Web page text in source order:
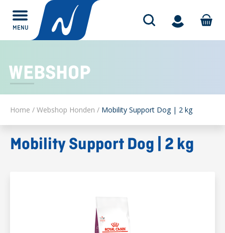
MENU
WEBSHOP
Home / Webshop Honden / Mobility Support Dog | 2 kg
Mobility Support Dog | 2 kg